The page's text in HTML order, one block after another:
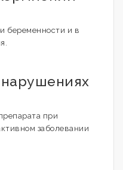
беременности и в
при
заболевании